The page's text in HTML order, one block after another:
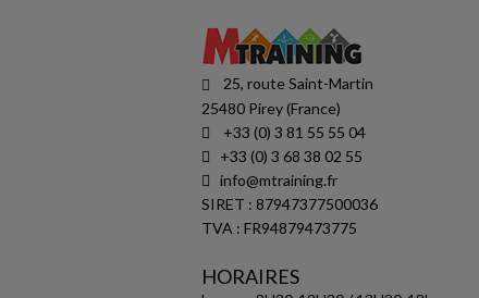
25, route Saint-Martin
25480 Pirey (France)
+33 (0) 3 81 55 55 04
+33 (0) 3 68 38 02 55
info@mtraining.fr
SIRET : 87947377500036
TVA : FR94879473775
HORAIRES